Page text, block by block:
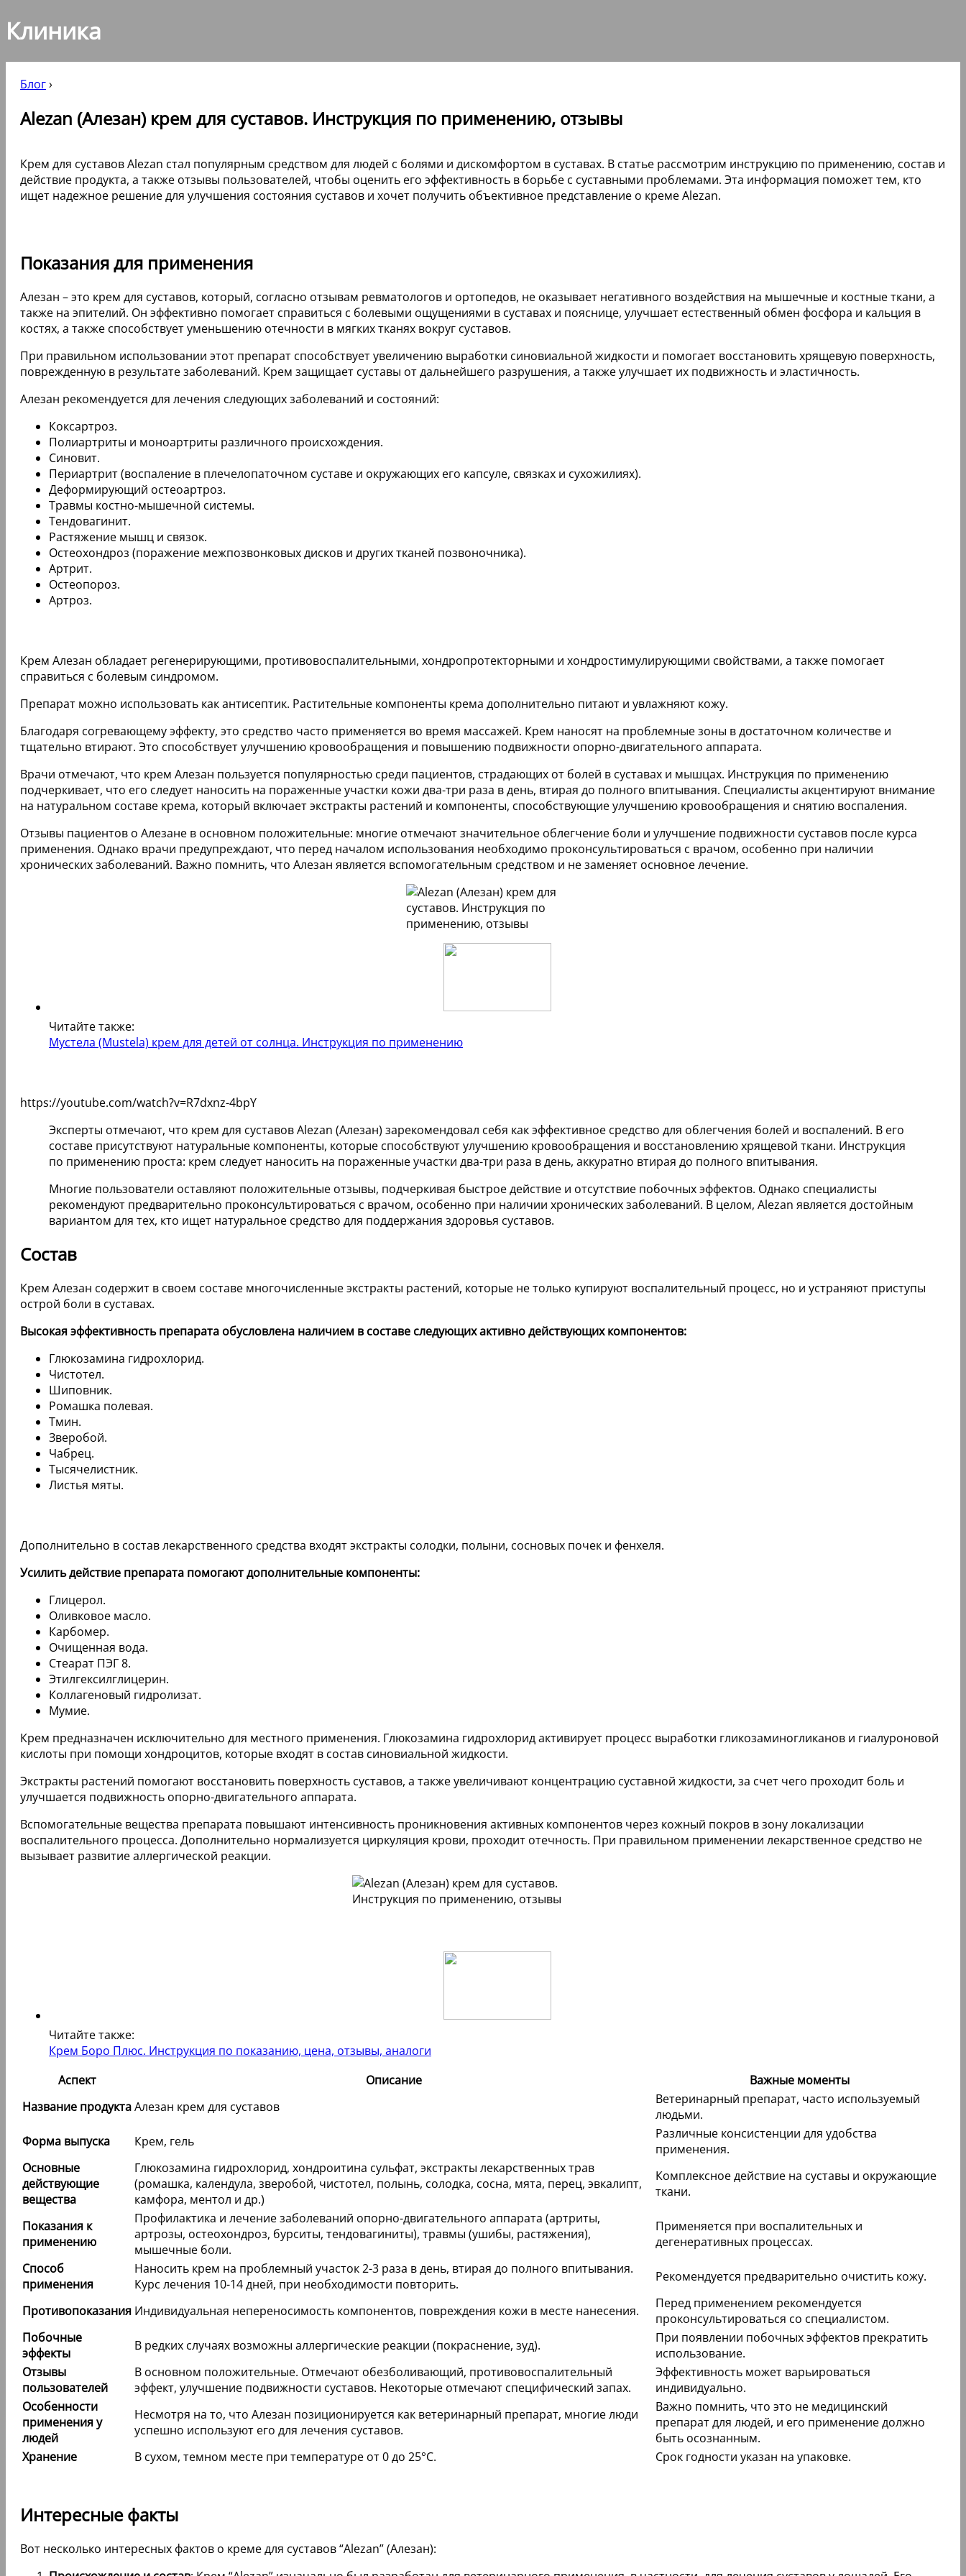
Клиника
Блог›
Alezan (Алезан) крем для суставов. Инструкция по применению, отзывы
Крем для суставов Alezan стал популярным средством для людей с болями и дискомфортом в суставах. В статье рассмотрим инструкцию по применению, состав и
действие продукта, а также отзывы пользователей, чтобы оценить его эффективность в борьбе с суставными проблемами. Эта информация поможет тем, кто
ищет надежное решение для улучшения состояния суставов и хочет получить объективное представление о креме Alezan.
Показания для применения
Алезан – это крем для суставов, который, согласно отзывам ревматологов и ортопедов, не оказывает негативного воздействия на мышечные и костные ткани, а
также на эпителий. Он эффективно помогает справиться с болевыми ощущениями в суставах и пояснице, улучшает естественный обмен фосфора и кальция в
костях, а также способствует уменьшению отечности в мягких тканях вокруг суставов.
При правильном использовании этот препарат способствует увеличению выработки синовиальной жидкости и помогает восстановить хрящевую поверхность,
поврежденную в результате заболеваний. Крем защищает суставы от дальнейшего разрушения, а также улучшает их подвижность и эластичность.
Алезан рекомендуется для лечения следующих заболеваний и состояний:
Коксартроз.
Полиартриты и моноартриты различного происхождения.
Синовит.
Периартрит (воспаление в плечелопаточном суставе и окружающих его капсуле, связках и сухожилиях).
Деформирующий остеоартроз.
Травмы костно-мышечной системы.
Тендовагинит.
Растяжение мышц и связок.
Остеохондроз (поражение межпозвонковых дисков и других тканей позвоночника).
Артрит.
Остеопороз.
Артроз.
Крем Алезан обладает регенерирующими, противовоспалительными, хондропротекторными и хондростимулирующими свойствами, а также помогает
справиться с болевым синдромом.
Препарат можно использовать как антисептик. Растительные компоненты крема дополнительно питают и увлажняют кожу.
Благодаря согревающему эффекту, это средство часто применяется во время массажей. Крем наносят на проблемные зоны в достаточном количестве и
тщательно втирают. Это способствует улучшению кровообращения и повышению подвижности опорно-двигательного аппарата.
Врачи отмечают, что крем Алезан пользуется популярностью среди пациентов, страдающих от болей в суставах и мышцах. Инструкция по применению
подчеркивает, что его следует наносить на пораженные участки кожи два-три раза в день, втирая до полного впитывания. Специалисты акцентируют внимание
на натуральном составе крема, который включает экстракты растений и компоненты, способствующие улучшению кровообращения и снятию воспаления.
Отзывы пациентов о Алезане в основном положительные: многие отмечают значительное облегчение боли и улучшение подвижности суставов после курса
применения. Однако врачи предупреждают, что перед началом использования необходимо проконсультироваться с врачом, особенно при наличии
хронических заболеваний. Важно помнить, что Алезан является вспомогательным средством и не заменяет основное лечение.
Читайте также:
Мустела (Mustela) крем для детей от солнца. Инструкция по применению
https://youtube.com/watch?v=R7dxnz-4bpY
Эксперты отмечают, что крем для суставов Alezan (Алезан) зарекомендовал себя как эффективное средство для облегчения болей и воспалений. В его
составе присутствуют натуральные компоненты, которые способствуют улучшению кровообращения и восстановлению хрящевой ткани. Инструкция
по применению проста: крем следует наносить на пораженные участки два-три раза в день, аккуратно втирая до полного впитывания.
Многие пользователи оставляют положительные отзывы, подчеркивая быстрое действие и отсутствие побочных эффектов. Однако специалисты
рекомендуют предварительно проконсультироваться с врачом, особенно при наличии хронических заболеваний. В целом, Alezan является достойным
вариантом для тех, кто ищет натуральное средство для поддержания здоровья суставов.
Состав
Крем Алезан содержит в своем составе многочисленные экстракты растений, которые не только купируют воспалительный процесс, но и устраняют приступы
острой боли в суставах.
Высокая эффективность препарата обусловлена наличием в составе следующих активно действующих компонентов:
Глюкозамина гидрохлорид.
Чистотел.
Шиповник.
Ромашка полевая.
Тмин.
Зверобой.
Чабрец.
Тысячелистник.
Листья мяты.
Дополнительно в состав лекарственного средства входят экстракты солодки, полыни, сосновых почек и фенхеля.
Усилить действие препарата помогают дополнительные компоненты:
Глицерол.
Оливковое масло.
Карбомер.
Очищенная вода.
Стеарат ПЭГ 8.
Этилгексилглицерин.
Коллагеновый гидролизат.
Мумие.
Крем предназначен исключительно для местного применения. Глюкозамина гидрохлорид активирует процесс выработки гликозаминогликанов и гиалуроновой
кислоты при помощи хондроцитов, которые входят в состав синовиальной жидкости.
Экстракты растений помогают восстановить поверхность суставов, а также увеличивают концентрацию суставной жидкости, за счет чего проходит боль и
улучшается подвижность опорно-двигательного аппарата.
Вспомогательные вещества препарата повышают интенсивность проникновения активных компонентов через кожный покров в зону локализации
воспалительного процесса. Дополнительно нормализуется циркуляция крови, проходит отечность. При правильном применении лекарственное средство не
вызывает развитие аллергической реакции.
Читайте также:
Крем Боро Плюс. Инструкция по показанию, цена, отзывы, аналоги
Аспект
Описание
Важные моменты
Название продуктаАлезан крем для суставов
Ветеринарный препарат, часто используемый
людьми.
Форма выпуска
Крем, гель
Различные консистенции для удобства
применения.
Основные
действующие
вещества
Глюкозамина гидрохлорид, хондроитина сульфат, экстракты лекарственных трав
(ромашка, календула, зверобой, чистотел, полынь, солодка, сосна, мята, перец, эвкалипт,
камфора, ментол и др.)
Комплексное действие на суставы и окружающие
ткани.
Показания к
применению
Профилактика и лечение заболеваний опорно-двигательного аппарата (артриты,
артрозы, остеохондроз, бурситы, тендовагиниты), травмы (ушибы, растяжения),
мышечные боли.
Применяется при воспалительных и
дегенеративных процессах.
Способ
применения
Наносить крем на проблемный участок 2-3 раза в день, втирая до полного впитывания.
Курс лечения 10-14 дней, при необходимости повторить.
Рекомендуется предварительно очистить кожу.
Противопоказания Индивидуальная непереносимость компонентов, повреждения кожи в месте нанесения.
Перед применением рекомендуется
проконсультироваться со специалистом.
Побочные
эффекты
В редких случаях возможны аллергические реакции (покраснение, зуд).
При появлении побочных эффектов прекратить
использование.
Отзывы
пользователей
В основном положительные. Отмечают обезболивающий, противовоспалительный
эффект, улучшение подвижности суставов. Некоторые отмечают специфический запах.
Эффективность может варьироваться
индивидуально.
Особенности
применения у
людей
Несмотря на то, что Алезан позиционируется как ветеринарный препарат, многие люди
успешно используют его для лечения суставов.
Важно помнить, что это не медицинский
препарат для людей, и его применение должно
быть осознанным.
Хранение
В сухом, темном месте при температуре от 0 до 25°C. Срок годности указан на упаковке.
Интересные факты
Вот несколько интересных фактов о креме для суставов “Alezan” (Алезан):